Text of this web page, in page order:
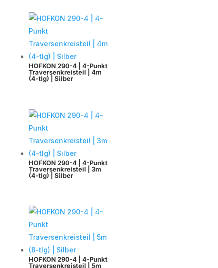
HOFKON 290-4 | 4-Punkt
Traversenkreisteil | 4m
(4-tlg) | Silber
HOFKON 290-4 | 4-Punkt
Traversenkreisteil | 3m
(4-tlg) | Silber
HOFKON 290-4 | 4-Punkt
Traversenkreisteil | 5m